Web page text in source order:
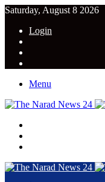
Saturday, August 8 2026
Login
Menu